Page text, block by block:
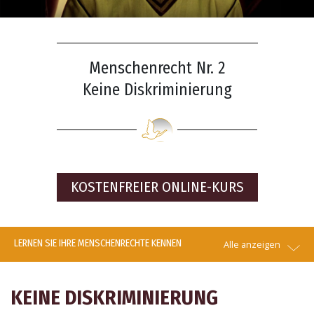
Menschenrecht Nr. 2
Keine Diskriminierung
KOSTENFREIER ONLINE-KURS
LERNEN SIE IHRE MENSCHENRECHTE KENNEN Alle anzeigen
KEINE DISKRIMINIERUNG